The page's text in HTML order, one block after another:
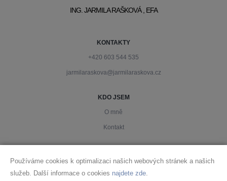
ING. JARMILA RAŠKOVÁ , EFA
KONTAKTY
+420 603 544 535
jarmilaraskova@jarmilaraskova.cz
KDO JSEM
O mně
Kontakt
Ochrana osobních údajů
Používáme cookies k optimalizaci našich webových stránek a našich
služeb. Další informace o cookies najdete zde.